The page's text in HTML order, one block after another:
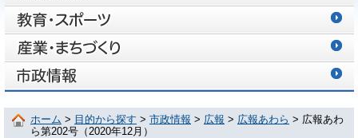
ホーム > 目的から探す > 市政情報 > 広報 > 広報あわら > 広報あわ
ら第202号（2020年12月）